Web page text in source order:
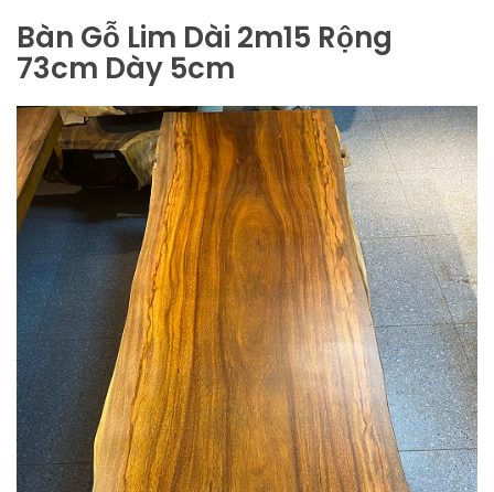
Bàn Gỗ Lim Dài 2m15 Rộng
73cm Dày 5cm